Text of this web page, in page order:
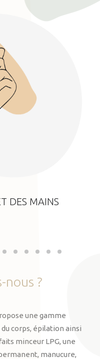
DES MAINS
nous ?
une gamme
corps, épilation ainsi
minceur LPG, une
manucure,